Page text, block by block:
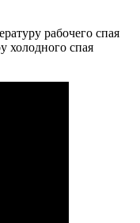
рабочего спая
холодного спая